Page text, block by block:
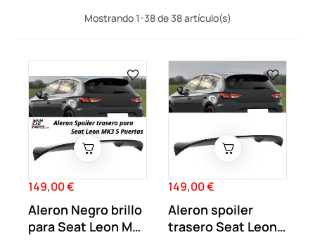
Mostrando 1-38 de 38 artículo(s)
Precio
149,00 €
Aleron Negro brillo
para Seat Leon MK3
Precio
149,00 €
Aleron spoiler
trasero Seat Leon 3